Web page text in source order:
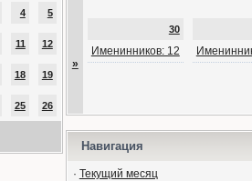
4 5
11 12
18 19
25 26
»
30
Именинников: 12
Навигация
· Текущий месяц